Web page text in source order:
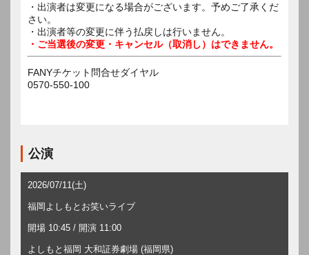
・出演者は変更になる場合がございます。予めご了承くだ
さい。
・出演者等の変更に伴う払戻しは行いません。
・ご当選後の変更・キャンセル（取消し）はできません。
FANYチケット問合せダイヤル
0570-550-100
公演
2026/07/11(土)
福岡よしもとお笑いライブ
開場 10:45 / 開演 11:00
よしもと福岡 大和証券劇場 (福岡県)